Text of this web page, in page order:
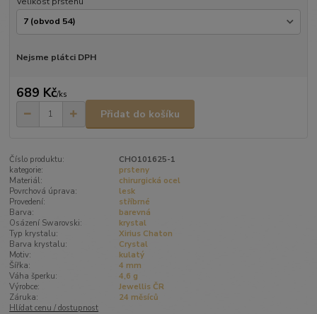
Nejsme plátci DPH
689 Kč/ks
Přidat do košíku
Číslo produktu:
CHO101625-1
kategorie:
prsteny
Materiál:
chirurgická ocel
Povrchová úprava:
lesk
Provedení:
stříbrné
Barva:
barevná
Osázení Swarovski:
krystal
Typ krystalu:
Xirius Chaton
Barva krystalu:
Crystal
Motiv:
kulatý
Šířka:
4 mm
Váha šperku:
4,6 g
Výrobce:
Jewellis ČR
Záruka:
24 měsíců
Hlídat cenu / dostupnost